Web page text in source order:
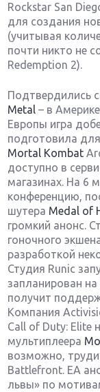
Rockstar San
для создания
(учитывая
почти никто не
Redemption 2).
Подтвердились
Metal – в
Европы игра
подготовила
Mortal Kombat
доступно в
магазинах. На 6
конференцию,
шутера Medal of
громкий анонс.
гоночного
разработкой
Студия Runic
запланирован на
получит
Компания
Call of Duty: Elite
мультиплеера
возможно,
Battlefront. ЕА
львы» по